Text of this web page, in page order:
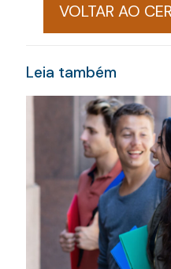
VOLTAR AO
Leia também